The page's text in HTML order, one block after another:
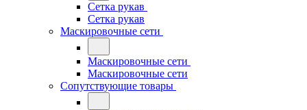
Сетка рукав
Сетка рукав
Маскировочные сети
Маскировочные сети
Маскировочные сети
Сопутствующие товары